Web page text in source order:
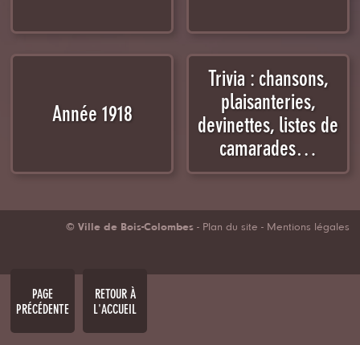
Année 1918
Trivia : chansons,
plaisanteries,
devinettes, listes de
camarades…
© Ville de Bois-Colombes- Plan du site - Mentions légales
PAGE
PRÉCÉDENTE
RETOUR À
L'ACCUEIL